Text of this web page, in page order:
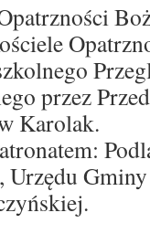
przez
Karolak.
Urzędu